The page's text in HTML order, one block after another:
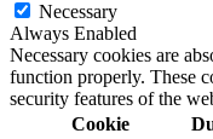
Necessary
Always Enabled
Necessary cookies are
function properly. These
security features of the
Cookie